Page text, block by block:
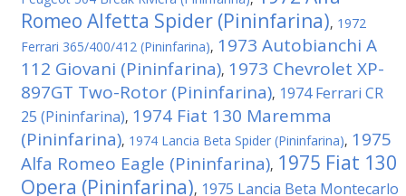
Romeo Alfetta Spider (Pininfarina), 1972
Ferrari 365/400/412 (Pininfarina), 1973 Autobianchi A
112 Giovani (Pininfarina), 1973 Chevrolet XP-
897GT Two-Rotor (Pininfarina), 1974 Ferrari CR
25 (Pininfarina), 1974 Fiat 130 Maremma
(Pininfarina), 1974 Lancia Beta Spider (Pininfarina), 1975
Alfa Romeo Eagle (Pininfarina), 1975 Fiat 130
Opera (Pininfarina), 1975 Lancia Beta Montecarlo